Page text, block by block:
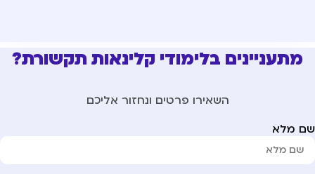
מתעניינים בלימודי קלינאות תקשורת?
השאירו פרטים ונחזור אליכם
מלא